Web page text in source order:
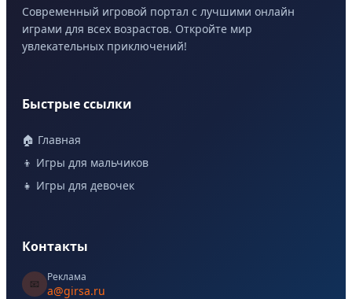
Современный игровой портал с лучшими онлайн
играми для всех возрастов. Откройте мир
увлекательных приключений!
Быстрые ссылки
🏠 Главная
👦 Игры для мальчиков
👧 Игры для девочек
Контакты
📧
Реклама
a@girsa.ru